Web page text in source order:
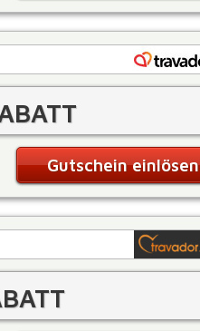
Gutschein einlösen